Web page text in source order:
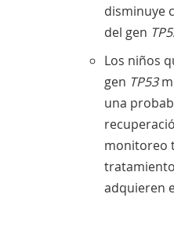
disminuye
del gen
Los niños
gen TP53
una
monitoreo
adquieren